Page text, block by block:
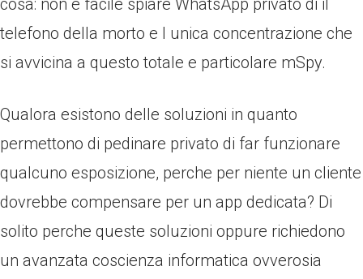
cosa: non e facile spiare WhatsApp privato di il
telefono della morto e l unica concentrazione che
si avvicina a questo totale e particolare mSpy.
Qualora esistono delle soluzioni in quanto
permettono di pedinare privato di far funzionare
qualcuno esposizione, perche per niente un cliente
dovrebbe compensare per un app dedicata? Di
solito perche queste soluzioni oppure richiedono
un avanzata coscienza informatica ovverosia